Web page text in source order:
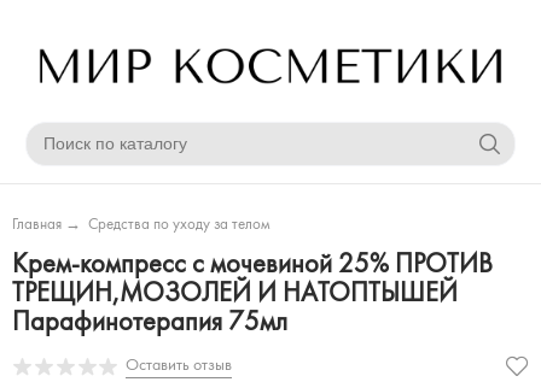
Главная → Средства по уходу за телом
Крем-компресс с мочевиной 25% ПРОТИВ
ТРЕЩИН,МОЗОЛЕЙ И НАТОПТЫШЕЙ
Парафинотерапия 75мл
Оставить отзыв